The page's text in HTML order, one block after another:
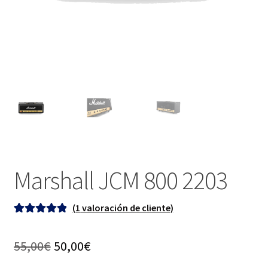
Marshall JCM 800 2203
base a
(1 valoración de cliente)
55,00€El
50,00€El